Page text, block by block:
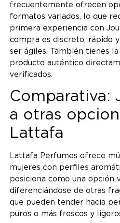
frecuentemente ofrecen
formatos variados, lo que
primera experiencia con
compra es discreto, rápido
ser ágiles. También tienes
producto auténtico
verificados.
Comparativa:
a otras
Lattafa
Lattafa Perfumes ofrece
mujeres con perfiles
posiciona como una opción
diferenciándose de otras
que pueden tender hacia
puros o más frescos y